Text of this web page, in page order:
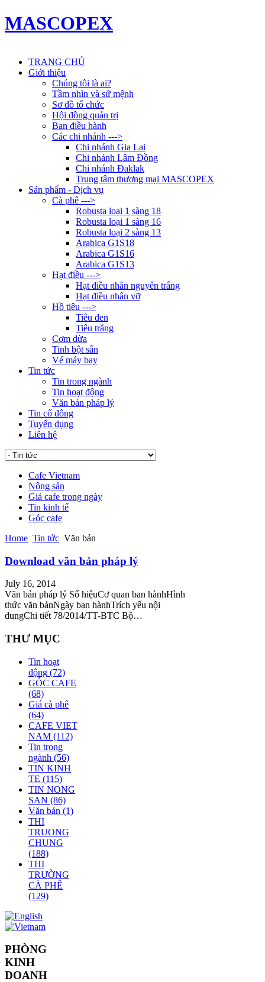
MASCOPEX
TRANG CHỦ
Giới thiệu
Chúng tôi là ai?
Tầm nhìn và sứ mệnh
Sơ đồ tổ chức
Hội đồng quản trị
Ban điều hành
Các chi nhánh --->
Chi nhánh Gia Lai
Chi nhánh Lâm Đồng
Chi nhánh Đaklak
Trung tâm thương mại MASCOPEX
Sản phẩm - Dịch vụ
Cà phê --->
Robusta loại 1 sàng 18
Robusta loại 1 sàng 16
Robusta loại 2 sàng 13
Arabica G1S18
Arabica G1S16
Arabica G1S13
Hạt điều --->
Hạt điều nhân nguyên trắng
Hạt điều nhân vỡ
Hồ tiêu --->
Tiêu đen
Tiêu trắng
Cơm dừa
Tinh bột sắn
Vé máy bay
Tin tức
Tin trong ngành
Tin hoạt động
Văn bản pháp lý
Tin cổ đông
Tuyển dụng
Liên hệ
Cafe Vietnam
Nông sản
Giá cafe trong ngày
Tin kinh tế
Góc cafe
Home Tin tức Văn bản
Download văn bản pháp lý
July 16, 2014
Văn bản pháp lý Số hiệuCơ quan ban hànhHình
thức văn bảnNgày ban hànhTrích yếu nội
dungChi tiết 78/2014/TT-BTC Bộ…
THƯ MỤC
Tin hoạt
động (72)
GÓC CAFE
(68)
Giá cà phê
(64)
CAFE VIET
NAM (112)
Tin trong
ngành (56)
TIN KINH
TE (115)
TIN NONG
SAN (86)
Văn bản (1)
THI
TRUONG
CHUNG
(188)
THỊ
TRƯỜNG
CÀ PHÊ
(129)
PHÒNG
KINH
DOANH